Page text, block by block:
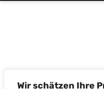
Wir schätzen Ihre